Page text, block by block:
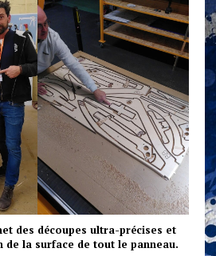
des découpes ultra-précises et
de la surface de tout le panneau.